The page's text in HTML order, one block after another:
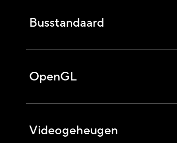
Busstandaard
OpenGL
Videogeheugen